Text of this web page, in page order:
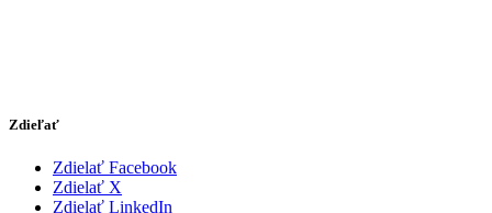
Zdieľať
Zdielať Facebook
Zdielať X
Zdielať LinkedIn